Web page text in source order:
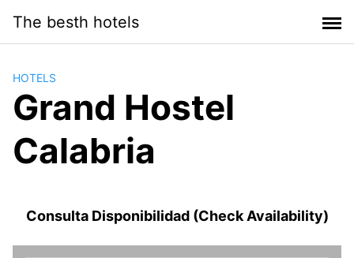
contenido
The besth hotels
HOTELS
Grand Hostel
Calabria
Consulta Disponibilidad (Check Availability)